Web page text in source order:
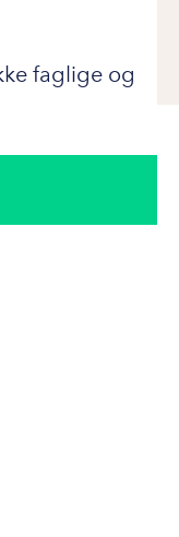
faglige og